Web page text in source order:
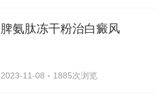
脾氨肽冻干粉治白癜风
2023-11-08 1885次浏览